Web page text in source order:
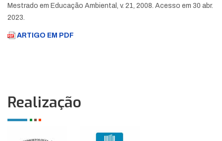
Mestrado em Educação Ambiental, v. 21, 2008. Acesso em 30 abr.
2023.
ARTIGO EM PDF
Realização